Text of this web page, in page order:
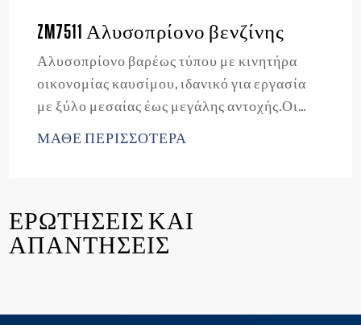
ZM7511 Αλυσοπρίονο βενζίνης
Αλυσοπρίονο βαρέως τύπου με κινητήρα
οικονομίας καυσίμου, ιδανικό για εργασία
με ξύλο μεσαίας έως μεγάλης αντοχής.Οι
απόδοσης.
ΜΑΘΕ ΠΕΡΙΣΣΟΤΕΡΑ
ΕΡΩΤΗΣΕΙΣ ΚΑΙ
ΑΠΑΝΤΗΣΕΙΣ